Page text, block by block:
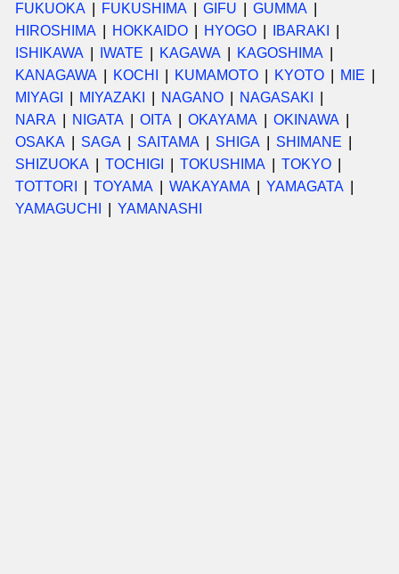
FUKUOKA
FUKUSHIMA GIFU
GUMMA
HIROSHIMA
HOKKAIDO HYOGO
IBARAKI
ISHIKAWA
IWATE KAGAWA
KAGOSHIMA
KANAGAWA
KOCHI KUMAMOTO KYOTO
MIE
MIYAGI
MIYAZAKI NAGANO
NAGASAKI
NARA
NIGATA OITA OKAYAMA
OKINAWA
OSAKA
SAGA SAITAMA SHIGA
SHIMANE
SHIZUOKA
TOCHIGI TOKUSHIMA
TOKYO
TOTTORI
TOYAMA WAKAYAMA
YAMAGATA
YAMAGUCHI
YAMANASHI